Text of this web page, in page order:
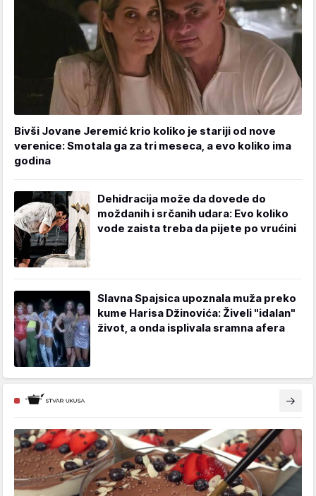
Bivši Jovane Jeremić krio koliko je stariji od nove
verenice: Smotala ga za tri meseca, a evo koliko ima
godina
Dehidracija može da dovede do
moždanih i srčanih udara: Evo koliko
vode zaista treba da pijete po vrućini
Slavna Spajsica upoznala muža preko
kume Harisa Džinovića: Živeli "idalan"
život, a onda isplivala sramna afera